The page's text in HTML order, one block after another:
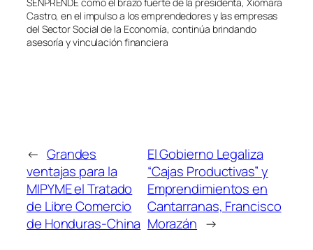
SENPRENDE como el brazo fuerte de la presidenta, Xiomara
Castro, en el impulso a los emprendedores y las empresas
del Sector Social de la Economía, continúa brindando
asesoría y vinculación financiera
← Grandes
ventajas para la
MIPYME el Tratado
de Libre Comercio
de Honduras-China
El Gobierno Legaliza
“Cajas Productivas” y
Emprendimientos en
Cantarranas, Francisco
Morazán →